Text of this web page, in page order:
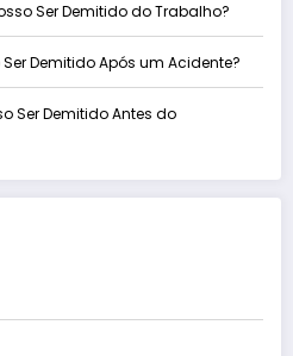
Ser Demitido do Trabalho?
Demitido Após um Acidente?
Ser Demitido Antes do